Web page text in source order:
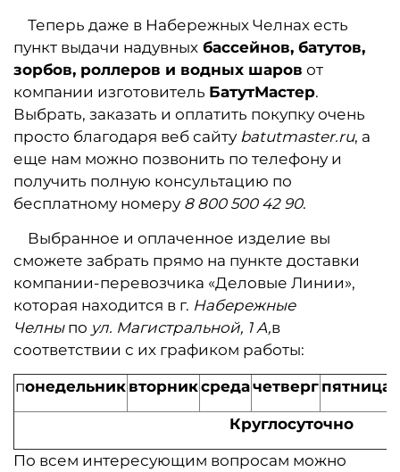
Теперь даже в Набережных Челнах есть
пункт выдачи надувных бассейнов, батутов,
зорбов, роллеров и водных шаров от
компании изготовитель БатутМастер.
Выбрать, заказать и оплатить покупку очень
просто благодаря веб сайту batutmaster.ru, а
еще нам можно позвонить по телефону и
получить полную консультацию по
бесплатному номеру 8 800 500 42 90.
Выбранное и оплаченное изделие вы
сможете забрать прямо на пункте доставки
компании-перевозчика «Деловые Линии»,
которая находится в г. Набережные
Челны по ул. Магистральной, 1 А,в
соответствии с их графиком работы:
понедельник вторниксредачетверг пятница
Круглосуточно
По всем интересующим вопросам можно